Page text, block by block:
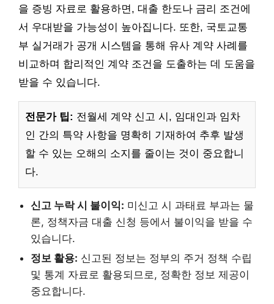
을 증빙 자료로 활용하면, 대출 한도나 금리 조건에
서 우대받을 가능성이 높아집니다. 또한, 국토교통
부 실거래가 공개 시스템을 통해 유사 계약 사례를
비교하며 합리적인 계약 조건을 도출하는 데 도움을
받을 수 있습니다.
전문가 팁: 전월세 계약 신고 시, 임대인과 임차
인 간의 특약 사항을 명확히 기재하여 추후 발생
할 수 있는 오해의 소지를 줄이는 것이 중요합니
다.
신고 누락 시 불이익: 미신고 시 과태료 부과는 물
론, 정책자금 대출 신청 등에서 불이익을 받을 수
있습니다.
정보 활용: 신고된 정보는 정부의 주거 정책 수립
및 통계 자료로 활용되므로, 정확한 정보 제공이
중요합니다.